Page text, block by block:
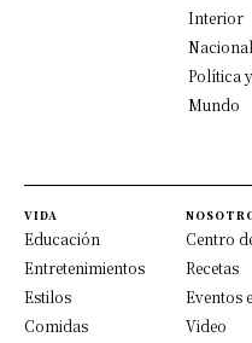
Interior
Política
Mundo
VIDA
Educación
Entretenimientos
Estilos
Comidas
Centro
Recetas
Eventos
Video